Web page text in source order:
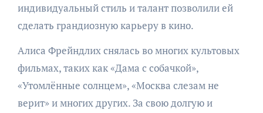
индивидуальный стиль и талант позволили ей
сделать грандиозную карьеру в кино.
Алиса Фрейндлих снялась во многих культовых
фильмах, таких как «Дама с собачкой»,
«Утомлённые солнцем», «Москва слезам не
верит» и многих других. За свою долгую и